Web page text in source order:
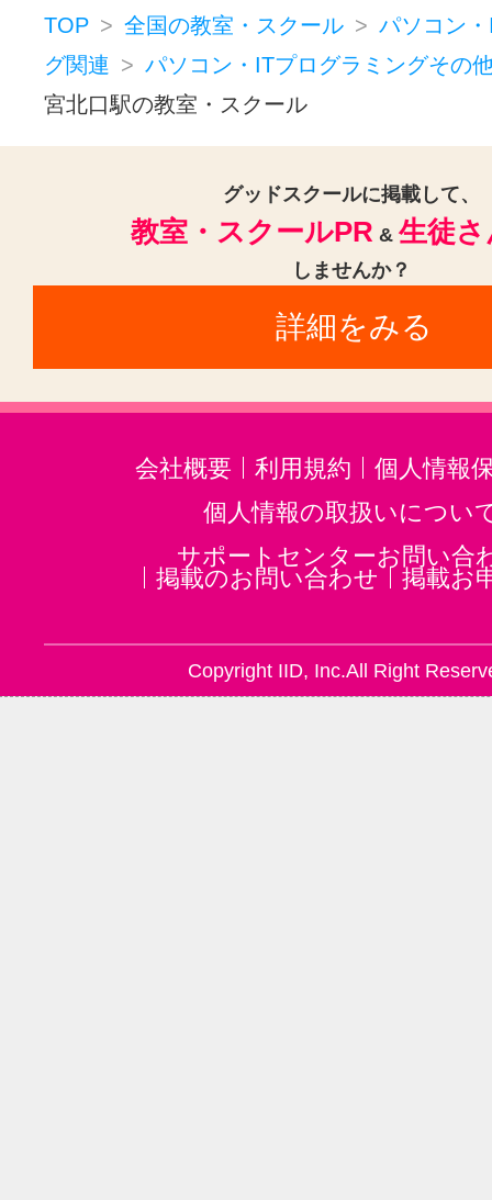
ホームページ・WEB制作(2)
プログラミング(1)
VB(1)
P検・PC検定(1)
ITパスポート
TOP 全国の教室・スクール
パソコン
グ関連
パソコン・ITプログラミングその
宮北口駅の教室・スクール
グッドスクールに掲載して、
教室・スクールPR & 生徒
しませんか？
詳細をみる
会社概要 利用規約
個人情報
個人情報の取扱いについ
サポートセンターお問い合
掲載のお問い合わせ
掲載お
Copyright IID, Inc.All Right